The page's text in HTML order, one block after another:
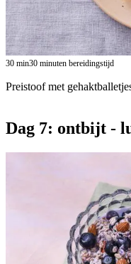
30 min30 minuten bereidingstijd
Preistoof met
Dag 7: ontbijt -